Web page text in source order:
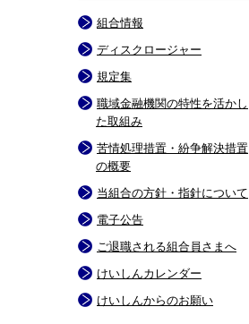
組合情報
ディスクロージャー
規定集
職域金融機関の特性を活かし
た取組み
苦情処理措置・紛争解決措置
の概要
当組合の方針・指針について
電子公告
ご退職される組合員さまへ
けいしんカレンダー
けいしんからのお願い